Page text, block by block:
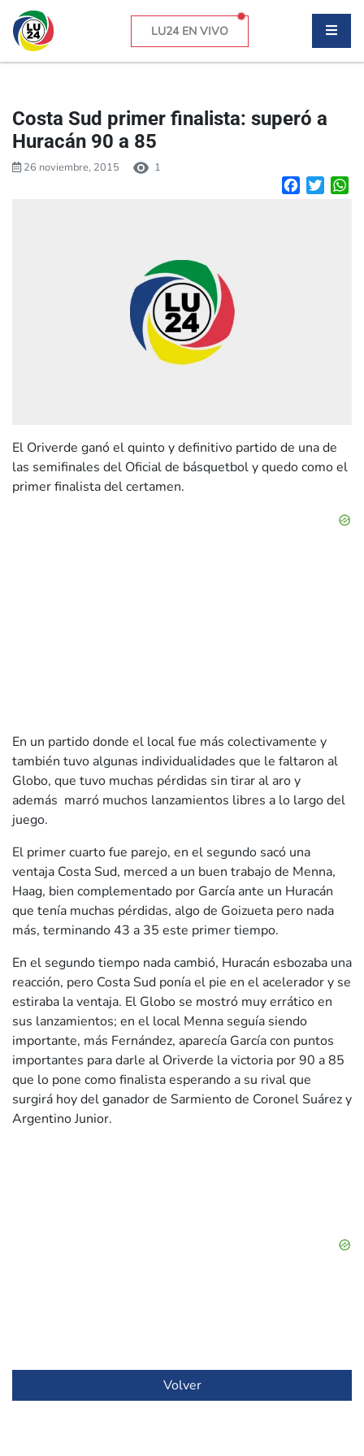
LU24 EN VIVO
Costa Sud primer finalista: superó a
Huracán 90 a 85
26 noviembre, 2015 1
Facebook
El Oriverde ganó el quinto y definitivo partido de una de
las semifinales del Oficial de básquetbol y quedo como el
primer finalista del certamen.
En un partido donde el local fue más colectivamente y
también tuvo algunas individualidades que le faltaron al
Globo, que tuvo muchas pérdidas sin tirar al aro y
además marró muchos lanzamientos libres a lo largo del
juego.
El primer cuarto fue parejo, en el segundo sacó una
ventaja Costa Sud, merced a un buen trabajo de Menna,
Haag, bien complementado por García ante un Huracán
que tenía muchas pérdidas, algo de Goizueta pero nada
más, terminando 43 a 35 este primer tiempo.
En el segundo tiempo nada cambió, Huracán esbozaba una
reacción, pero Costa Sud ponía el pie en el acelerador y se
estiraba la ventaja. El Globo se mostró muy errático en
sus lanzamientos; en el local Menna seguía siendo
importante, más Fernández, aparecía García con puntos
importantes para darle al Oriverde la victoria por 90 a 85
que lo pone como finalista esperando a su rival que
surgirá hoy del ganador de Sarmiento de Coronel Suárez y
Argentino Junior.
Volver